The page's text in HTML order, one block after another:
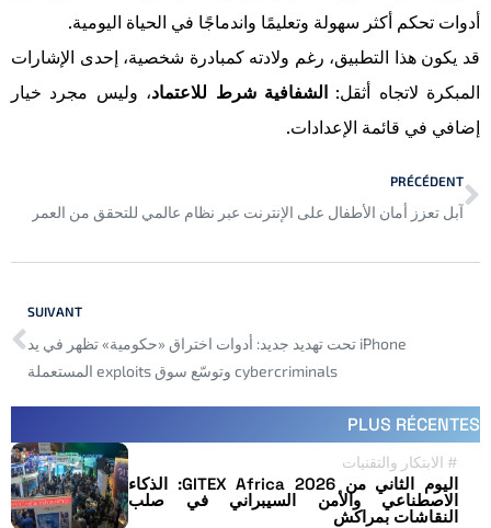
أدوات تحكم أكثر سهولة وتعليمًا واندماجًا في الحياة اليومية.
قد يكون هذا التطبيق، رغم ولادته كمبادرة شخصية، إحدى الإشارات
المبكرة لاتجاه أثقل:الشفافية شرط للاعتماد، وليس مجرد خيار
إضافي في قائمة الإعدادات.
PRÉCÉDENT
آبل تعزز أمان الأطفال على الإنترنت عبر نظام عالمي للتحقق من العمر
SUIVANT
iPhone تحت تهديد جديد: أدوات اختراق «حكومية» تظهر في يد
cybercriminals وتوسّع سوق exploits المستعملة
PLUS RÉCENTES
# الابتكار والتقنيات
اليوم الثاني من GITEX Africa 2026: الذكاء
الاصطناعي والأمن السيبراني في صلب
النقاشات بمراكش